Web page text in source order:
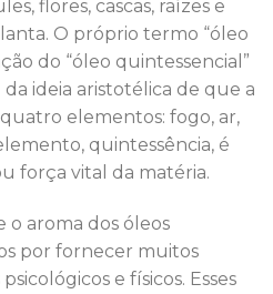
flores, cascas, raízes e
O próprio termo “óleo
do “óleo quintessencial”
ideia aristotélica de que a
elementos: fogo, ar,
quintessência, é
força vital da matéria.
o aroma dos óleos
por fornecer muitos
e físicos. Esses